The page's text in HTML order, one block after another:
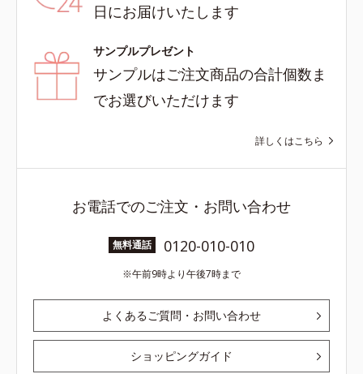
日にお届けいたします
サンプルプレゼント
サンプルはご注文商品の合計個数ま
でお選びいただけます
詳しくはこちら
お電話でのご注文・お問い合わせ
無料通話 0120-010-010
午前9時より午後7時まで
よくあるご質問・お問い合わせ
ショッピングガイド